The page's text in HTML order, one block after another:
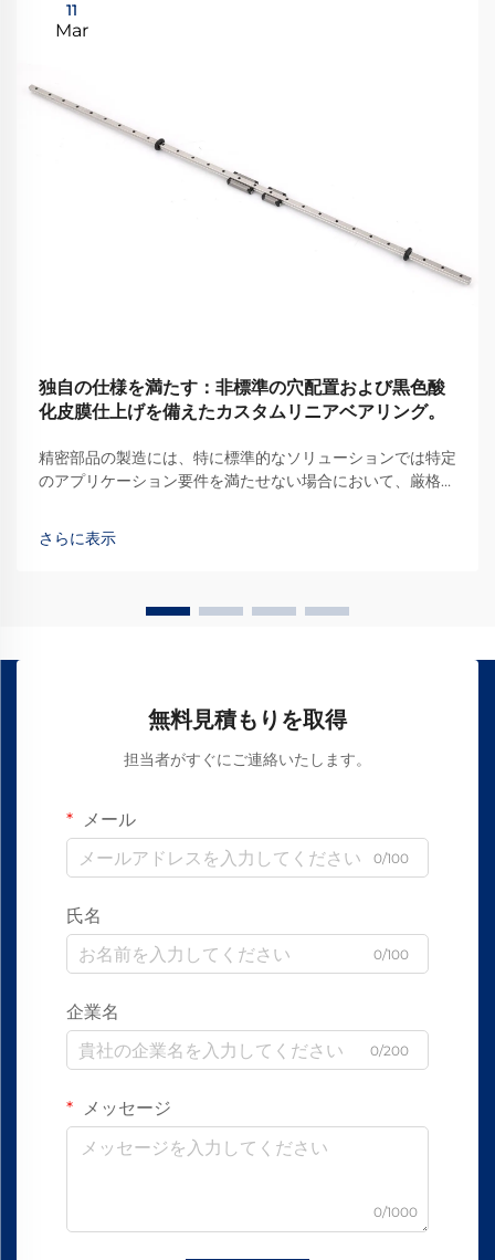
11
Mar
独自の仕様を満たす：非標準の穴配置および黒色酸
化皮膜仕上げを備えたカスタムリニアベアリング。
精密部品の製造には、特に標準的なソリューションでは特定
のアプリケーション要件を満たせない場合において、厳格な
成を必要とする産業において、重要なコンポーネントとして
登場しています…
さらに表示
無料見積もりを取得
担当者がすぐにご連絡いたします。
メール
0/100
氏名
0/100
企業名
0/200
メッセージ
0/1000